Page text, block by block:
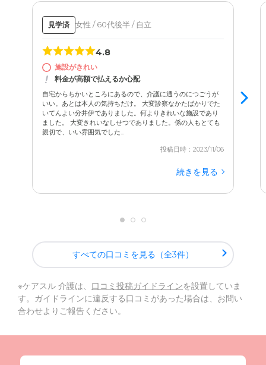
見学済 女性 / 60代後半 / 自立
4.8
施設がきれい
料金が高額で払えるか心配
自宅からちかいところにあるので、介護に通うのにつごうが
いい。あとは本人の気持ちだけ。 大変診察なかたばかりでた
いてんよい分井伊でありました。何よりきれいな施設であり
ました。 大変きれいなしせつでありました。係の人もとても
親切で、いい雰囲気でした...
投稿日時：2023/11/06
続きを見る
すべての口コミを見る（全3件）
※ケアスル 介護は、 口コミ投稿ガイドラインを設置していま
す。ガイドラインに違反する口コミがあった場合は、お問い
合わせよりご報告ください。